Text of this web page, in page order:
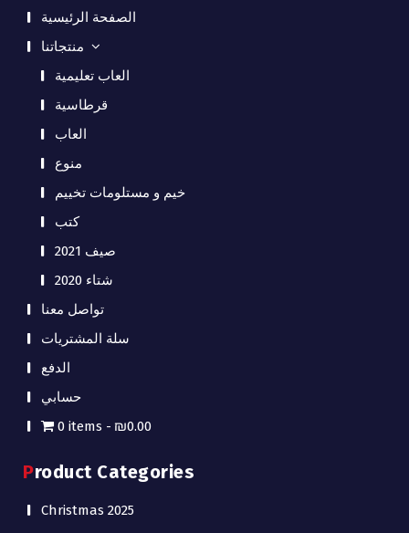
الصفحة الرئيسية
منتجاتنا
العاب تعليمية
قرطاسية
العاب
منوع
خيم و مستلومات تخييم
كتب
صيف 2021
شتاء 2020
تواصل معنا
سلة المشتريات
الدفع
حسابي
0 items
₪0.00
Product Categories
Christmas 2025